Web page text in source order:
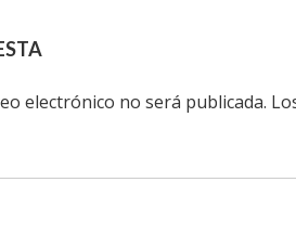
electrónico no será publicada.